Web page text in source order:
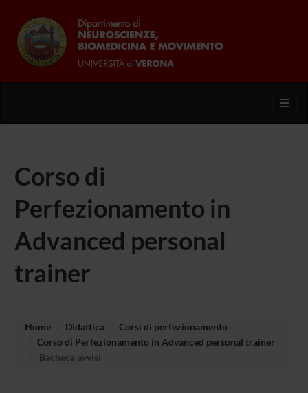
Corso di
Perfezionamento in
Advanced personal
trainer
Home Didattica
Corsi di perfezionamento
Corso di Perfezionamento in Advanced personal trainer
Bacheca avvisi